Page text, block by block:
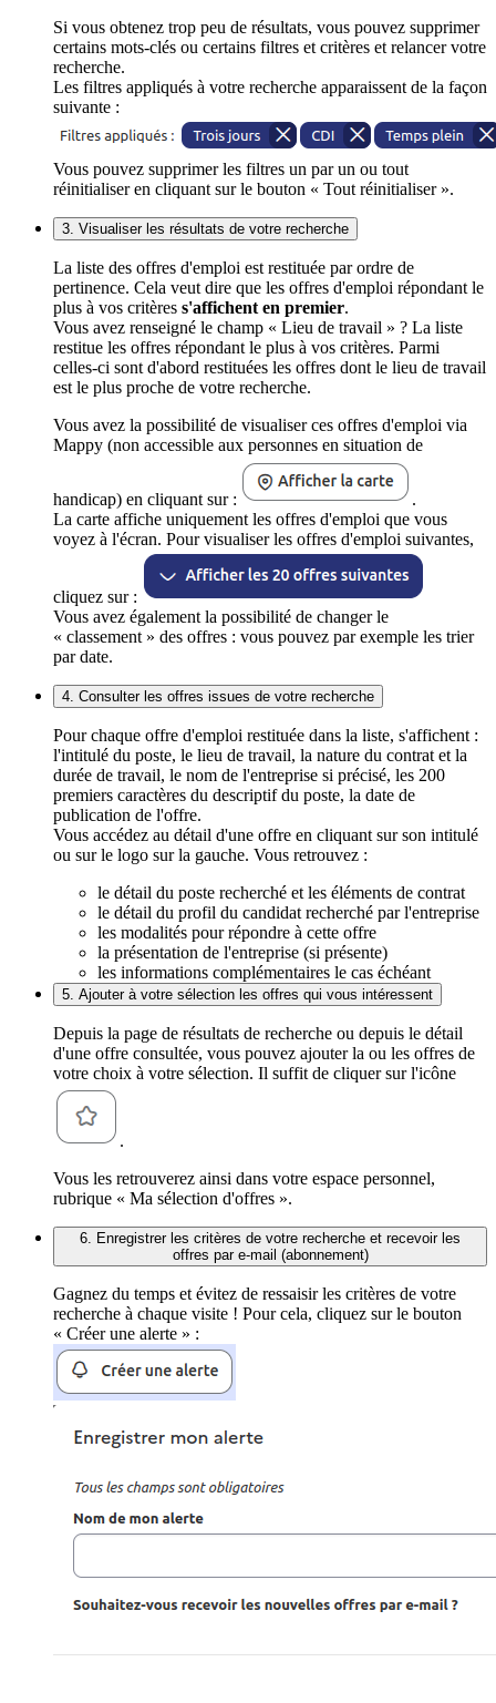
Si vous obtenez trop peu de résultats, vous pouvez supprimer
certains mots-clés ou certains filtres et critères et relancer votre
recherche.
Les filtres appliqués à votre recherche apparaissent de la façon
suivante :
Vous pouvez supprimer les filtres un par un ou tout
réinitialiser en cliquant sur le bouton « Tout réinitialiser ».
3. Visualiser les résultats de votre recherche
La liste des offres d'emploi est restituée par ordre de
pertinence. Cela veut dire que les offres d'emploi répondant le
plus à vos critères s'affichent en premier.
Vous avez renseigné le champ « Lieu de travail » ? La liste
restitue les offres répondant le plus à vos critères. Parmi
celles-ci sont d'abord restituées les offres dont le lieu de travail
est le plus proche de votre recherche.
Vous avez la possibilité de visualiser ces offres d'emploi via
Mappy (non accessible aux personnes en situation de
handicap) en cliquant sur :
.
La carte affiche uniquement les offres d'emploi que vous
voyez à l'écran. Pour visualiser les offres d'emploi suivantes,
cliquez sur :
Vous avez également la possibilité de changer le
« classement » des offres : vous pouvez par exemple les trier
par date.
4. Consulter les offres issues de votre recherche
Pour chaque offre d'emploi restituée dans la liste, s'affichent :
l'intitulé du poste, le lieu de travail, la nature du contrat et la
durée de travail, le nom de l'entreprise si précisé, les 200
premiers caractères du descriptif du poste, la date de
publication de l'offre.
Vous accédez au détail d'une offre en cliquant sur son intitulé
ou sur le logo sur la gauche. Vous retrouvez :
le détail du poste recherché et les éléments de contrat
le détail du profil du candidat recherché par l'entreprise
les modalités pour répondre à cette offre
la présentation de l'entreprise (si présente)
les informations complémentaires le cas échéant
5. Ajouter à votre sélection les offres qui vous intéressent
Depuis la page de résultats de recherche ou depuis le détail
d'une offre consultée, vous pouvez ajouter la ou les offres de
votre choix à votre sélection. Il suffit de cliquer sur l'icône
.
Vous les retrouverez ainsi dans votre espace personnel,
rubrique « Ma sélection d'offres ».
6. Enregistrer les critères de votre recherche et recevoir les
offres par e-mail (abonnement)
Gagnez du temps et évitez de ressaisir les critères de votre
recherche à chaque visite ! Pour cela, cliquez sur le bouton
« Créer une alerte » :